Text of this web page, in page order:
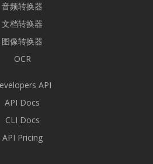
音频转换器
文档转换器
图像转换器
OCR
API
API Docs
CLI Docs
API Pricing